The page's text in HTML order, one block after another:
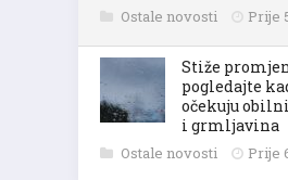
Ostale novosti Prije
Stiže
pogledajte
očekuju
i grmljavina
Ostale novosti Prije